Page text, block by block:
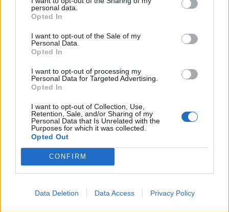
personal data.
Opted In
I want to opt-out of the Sale of my
Personal Data.
Opted In
I want to opt-out of processing my
Personal Data for Targeted Advertising.
Opted In
I want to opt-out of Collection, Use,
Retention, Sale, and/or Sharing of my
Personal Data that Is Unrelated with the
Purposes for which it was collected.
Opted Out
CONFIRM
Data Deletion Data Access Privacy Policy
im wahrsten Sinn) zwischen Kulturen und schöpft
Inspiration aus islamischen Traditionen. Dafür wurde
Kategorie „Cross Disciplinary Creator“ ausgezeichnet.
Denn Kunst hängt nicht immer an der Wand. Manchmal
ist die Wand das Meisterwerk.